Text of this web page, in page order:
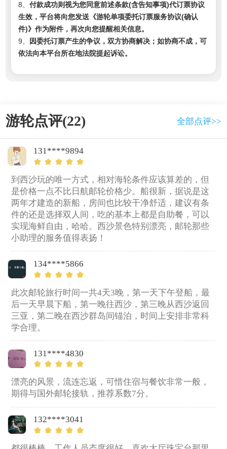
8、付款成功则视为您同意前述条款(含告知事项)代订票协议
生效，平台将向您发送《游轮单项委托订票服务协议(确认
件)》作为附件，再次向您提醒相关信息。
9、
因委托订票产生的争议，双方协商解决；如协商不成，可
依法向本平台所在地法院提起诉讼。
游轮点评(22) 全部点评>>
131****9894
到西沙玩的唯一方式，相对海轮条件应该算差的，但
是价格一点不比日航邮轮价格少。船很新，据说是这
两年才建造的新船，房间也比较干净舒适，建议有条
件的还是选择双人间，吃的基本上都是自助餐，可以
实现海鲜自由，哈哈。西沙景色特别漂亮，邮轮那些
小助理的服务值得表扬！
134****5866
此次邮轮旅行时间一共4天3晚，第一天下午登船，最
后一天早晨下船，第一晚往西沙，第三晚从西沙返回
三亚，第二晚在西沙群岛间锚泊，时间上安排非常科
学合理。
131****4830
漂亮的风景，流连忘返，可惜住宿与餐饮非常一般，
期得与国外邮轮接轨，推荐系数7分。
132****3041